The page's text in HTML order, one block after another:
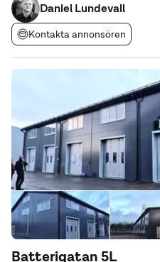
Daniel Lundevall
Kontakta annonsören
Batterigatan 5L